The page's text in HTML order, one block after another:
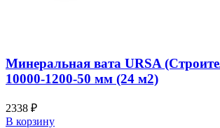
Минеральная вата URSA
10000-1200-50 мм (24 м2)
2338 ₽
В корзину